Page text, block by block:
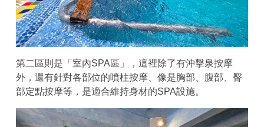
第二區則是「室內SPA區」，這裡除了有沖擊泉按摩
外，還有針對各部位的噴柱按摩、像是胸部、腹部、臀
部定點按摩等，是適合維持身材的SPA設施。